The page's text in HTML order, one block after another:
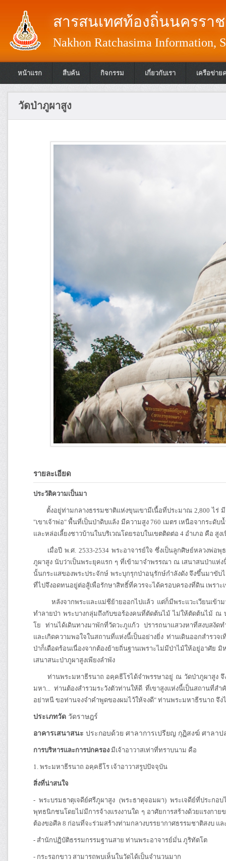
สารสนเทศท้องถิ่นนครรา
Nakhon Ratchasima Information,
หน้าแรก สืบค้น กิจกรรม เกี่ยวกับเรา เครือข่าย
วัดป่าภูผาสูง
รายละเอียด
ประวัติความเป็นมา
ตั้งอยู่ท่ามกลางธรรมชาติแห่งขุนเขามีเนื้อที่ประมาณ 2,800 ไร่ มี
"เขาเจ้าพ่อ" พื้นที่เป็นป่าดิบแล้ง มีความสูง 760 เมตร เหนือจากระดั
และหล่อเลี้ยงชาวบ้านในบริเวณโดยรอบในเขตติดต่อ 4 อำเภอ คือ สู
เมื่อปี พ.ศ. 2533-2534 พระอาจารย์ใจ ซึ่งเป็นลูกศิษย์หลวงพ่อพุ
ภูผาสูง นับว่าเป็นพระยุคแรก ๆ ที่เข้ามาจำพรรณา ณ เสนาสนป่าแห่
นั้นกระแสของพระประจักษ์ พระบุกรุกป่าอนุรักษ์กำลังดัง จึงขึ้นมาขั
ที่ไปจึงอดทนอยู่ต่อสู้เพื่อรักษาสิทธิ์ที่ควรจะได้ครอบครองที่ดิน เพราะ
หลังจากพระและแม่ชีย้ายออกไปแล้ว แต่ก็มีพระแวะเวียนเข้าม
ทำลายป่า พระบางกลุ่มถึงกับขอร้องคนที่ตัดต้นไม้ ไม่ให้ตัดต้นไม้ ณ
โย ท่านได้เดินทางมาพักที่วัดวะภูแก้ว ปรารถนาแสวงหาที่สงบสงั
และเกิดความพอใจในสถานที่แห่งนี้เป็นอย่างยิ่ง ท่านเดินออกสำรว
ป่าก็เดือดร้อนเนื่องจากต้องย้ายถิ่นฐานเพราะไม่มีป่าไม้ให้อยู่อาศั
เสนาสนะป่าภูผาสูงเพียงลำพัง
ท่านพระมหาธีรนาถ อคฺคธีโรได้จำพรรษาอยู่ ณ วัดป่าภูผาสูง จึง
มหา... ท่านต้องสำรวมระวังตัวท่านให้ดี ที่เขาสูงแห่งนี้เป็นสถานที่
อย่าหนี ขอท่านจงจำคำพูดของผมไว้ให้จงดี" ท่านพระมหาธีรนาถ จึง
ประเภทวัด วัดราษฎร์
อาคารเสนาสนะ ประกอบด้วย ศาลาการเปรียญ กุฏิสงฆ์ ศาลาป
การบริหารและการปกครอง มีเจ้าอาวาสเท่าที่ทราบนาม คือ
1. พระมหาธีรนาถ อคฺคธีโร เจ้าอาวาสรูปปัจจุบัน
สิ่งที่น่าสนใจ
- พระบรมธาตุเจดีย์ศรีภูผาสูง (พระธาตุจอมผา) พระเจดีย์ที่ประกอ
พุทธนิกชนโดยไม่มีการจ้างแรงงานใด ๆ อาศัยการสร้างด้วยแรงกา
ต้องขอศีล 8 ก่อนที่จะร่วมสร้างท่ามกลางบรรยากาศธรรมชาติสงบ แ
- สำนักปฏิบัติธรรมกรรมฐานสาย ท่านพระอาจารย์มั่น ภูริทัตโต
- กระรอกขาว สามารถพบเห็นในวัดได้เป็นจำนวนมาก